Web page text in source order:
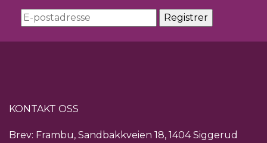
KONTAKT OSS
Brev: Frambu, Sandbakkveien 18, 1404 Siggerud